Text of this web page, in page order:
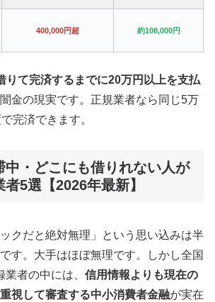
400,000円超 約108,000円
りて完済するまでに20万円以上を支払
闇金の現実です。正規業者なら同じ5万
完済できます。
中・どこにも借りれない人が
5選【2026年最新】
ックだと絶対無理」という思い込みは半
す。大手はほぼ無理です。しかし全国
者の中には、 信用情報よりも現在の
視して審査する中小消費者金融が実在